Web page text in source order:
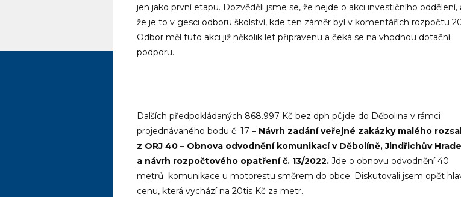
jen jako první etapu. Dozvěděli jsme se, že nejde o akci investičního oddělení,
že je to v gesci odboru školství, kde ten záměr byl v komentářích rozpočtu
Odbor měl tuto akci již několik let připravenu a čeká se na vhodnou dotační
podporu.
Dalších předpokládaných 868.997 Kč bez dph půjde do Děbolina v rámci
projednávaného bodu č. 17 – Návrh zadání veřejné zakázky malého
z ORJ 40 – Obnova odvodnění komunikací v Děbolíně, Jindřichův
a návrh rozpočtového opatření č. 13/2022. Jde o obnovu odvodnění 40
metrů komunikace u motorestu směrem do obce. Diskutovali jsem opět
cenu, která vychází na 20tis Kč za metr.